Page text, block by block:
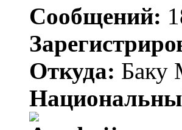
Сообщений:
Откуда: Баку